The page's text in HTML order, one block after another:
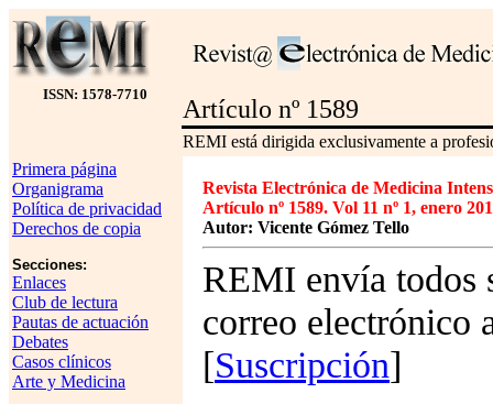
ISSN: 1578-7710
Artículo nº 1589
REMI está dirigida exclusivamente a
Primera página
Organigrama
Política de privacidad
Derechos de copia
Secciones:
Enlaces
Club de lectura
Pautas de actuación
Debates
Casos clínicos
Arte y Medicina
Revista Electrónica de Medicina
Artículo nº 1589. Vol 11 nº 1, enero
Autor: Vicente Gómez Tello
REMI envía todos
correo electrónico
[Suscripción]